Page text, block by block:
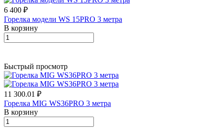
6 400 ₽
Горелка модели WS 15PRO 3 метра
В корзину
Быстрый просмотр
11 300.01 ₽
Горелка MIG WS36PRO 3 метра
В корзину